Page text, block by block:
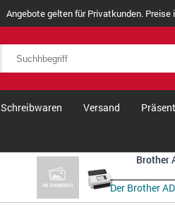
Angebote gelten für Privatkunden.
Schreibwaren Versand
Brother
Der Brother